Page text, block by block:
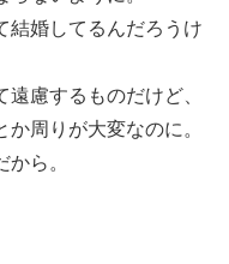
結婚してるんだろうけ
慮するものだけど、
周りが大変なのに。
ら。